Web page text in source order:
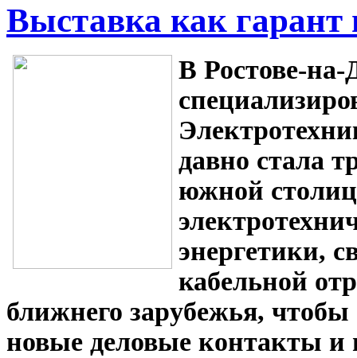
Выставка как
В Ростове-
давно стала
южной
энергетики,
кабельной
ближнего зарубежья,
новые деловые контакты и